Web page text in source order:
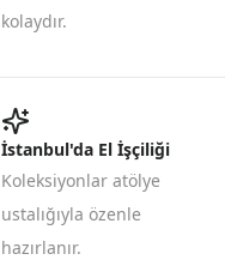
kolaydır.
İstanbul'da El İşçiliği
Koleksiyonlar atölye
ustalığıyla özenle
hazırlanır.